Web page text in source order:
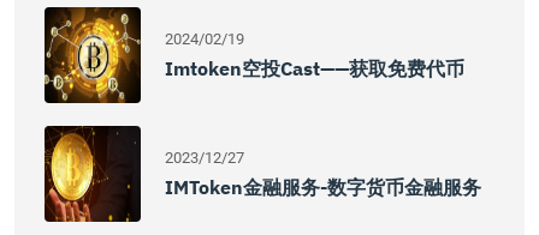
2024/02/19
Imtoken空投cast——获取免费代币
2023/12/27
IMToken金融服务-数字货币金融服务